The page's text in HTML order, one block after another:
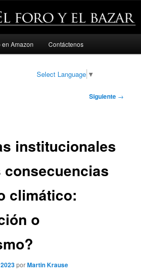
Amazon Contáctenos
Select Language ▼
Siguiente →
institucionales
climático:
o
porMartin Krause